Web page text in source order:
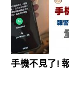
手機不見了!